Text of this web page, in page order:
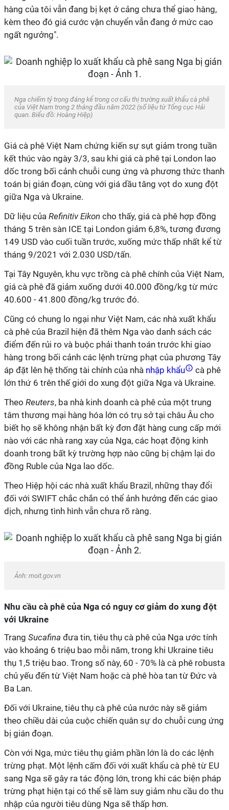
hàng của tôi vẫn đang bị kẹt ở cảng chưa thể giao hàng,
kèm theo đó giá cước vận chuyển vẫn đang ở mức cao
ngất ngưởng".
Nga chiếm tỷ trọng đáng kể trong cơ cấu thị trường xuất khẩu cà phê
của Việt Nam trong 2 tháng đầu năm 2022 (số liệu từ Tổng cục Hải
quan. Biểu đồ: Hoàng Hiệp)
Giá cà phê Việt Nam chứng kiến sự sụt giảm trong tuần
kết thúc vào ngày 3/3, sau khi giá cà phê tại London lao
dốc trong bối cảnh chuỗi cung ứng và phương thức thanh
toán bị gián đoạn, cùng với giá dầu tăng vọt do xung đột
giữa Nga và Ukraine.
Dữ liệu của Refinitiv Eikon cho thấy, giá cà phê hợp đồng
tháng 5 trên sàn ICE tại London giảm 6,8%, tương đương
149 USD vào cuối tuần trước, xuống mức thấp nhất kể từ
tháng 9/2021 với 2.030 USD/tấn.
Tại Tây Nguyên, khu vực trồng cà phê chính của Việt Nam,
giá cà phê đã giảm xuống dưới 40.000 đồng/kg từ mức
40.600 - 41.800 đồng/kg trước đó.
Cũng có chung lo ngại như Việt Nam, các nhà xuất khẩu
cà phê của Brazil hiện đã thêm Nga vào danh sách các
điểm đến rủi ro và buộc phải thanh toán trước khi giao
hàng trong bối cảnh các lệnh trừng phạt của phương Tây
áp đặt lên hệ thống tài chính của nhà nhập khẩu
cà phê
lớn thứ 6 trên thế giới do xung đột giữa Nga và Ukraine.
Theo Reuters, ba nhà kinh doanh cà phê của một trung
tâm thương mại hàng hóa lớn có trụ sở tại châu Âu cho
biết họ sẽ không nhận bất kỳ đơn đặt hàng cung cấp mới
nào với các nhà rang xay của Nga, các hoạt động kinh
doanh trong bất kỳ trường hợp nào cũng bị chậm lại do
đồng Ruble của Nga lao dốc.
Theo Hiệp hội các nhà xuất khẩu Brazil, những thay đổi
đối với SWIFT chắc chắn có thể ảnh hưởng đến các giao
dịch, nhưng tình hình vẫn chưa rõ ràng.
Ảnh: moit.gov.vn
Nhu cầu cà phê của Nga có nguy cơ giảm do xung đột
với Ukraine
Trang Sucafina đưa tin, tiêu thụ cà phê của Nga ước tính
vào khoảng 6 triệu bao mỗi năm, trong khi Ukraine tiêu
thụ 1,5 triệu bao. Trong số này, 60 - 70% là cà phê robusta
chủ yếu đến từ Việt Nam hoặc cà phê hòa tan từ Đức và
Ba Lan.
Đối với Ukraine, tiêu thụ cà phê của nước này sẽ giảm
theo chiều dài của cuộc chiến quân sự do chuỗi cung ứng
bị gián đoạn.
Còn với Nga, mức tiêu thụ giảm phần lớn là do các lệnh
trừng phạt. Một lệnh cấm đối với xuất khẩu cà phê từ EU
sang Nga sẽ gây ra tác động lớn, trong khi các biện pháp
trừng phạt hiện tại có thể sẽ làm suy giảm nhu cầu do thu
nhập của người tiêu dùng Nga sẽ thấp hơn.